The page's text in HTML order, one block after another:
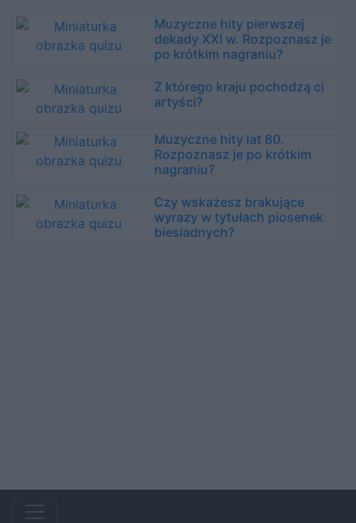
Muzyczne hity pierwszej
dekady XXI w. Rozpoznasz je
po krótkim nagraniu?
Z którego kraju pochodzą ci
artyści?
Muzyczne hity lat 80.
Rozpoznasz je po krótkim
nagraniu?
Czy wskażesz brakujące
wyrazy w tytułach piosenek
biesiadnych?